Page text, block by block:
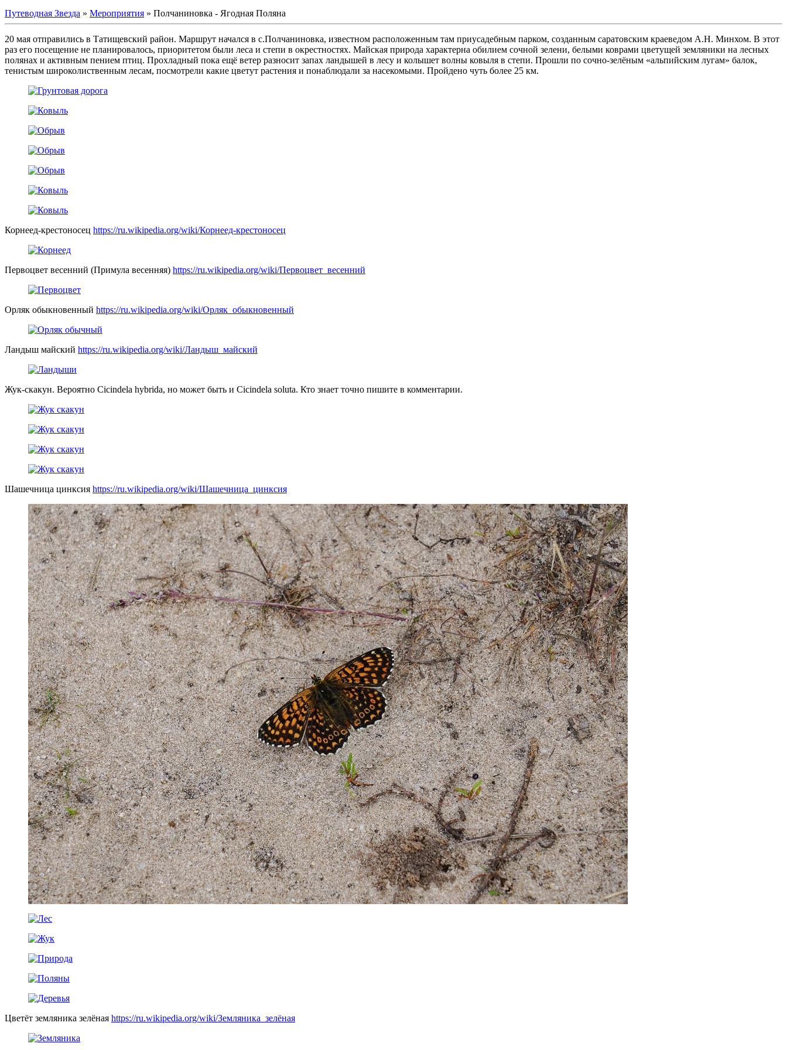
Путеводная Звезда » Мероприятия » Полчаниновка - Ягодная Поляна
20 мая отправились в Татищевский район. Маршрут начался в с.Полчаниновка, известном расположенным там приусадебным парком, созданным саратовским краеведом А.Н. Минхом. В этот
раз его посещение не планировалось, приоритетом были леса и степи в окрестностях. Майская природа характерна обилием сочной зелени, белыми коврами цветущей земляники на лесных
полянах и активным пением птиц. Прохладный пока ещё ветер разносит запах ландышей в лесу и колышет волны ковыля в степи. Прошли по сочно-зелёным «альпийским лугам» балок,
тенистым широколиственным лесам, посмотрели какие цветут растения и понаблюдали за насекомыми. Пройдено чуть более 25 км.
Корнеед-крестоносец https://ru.wikipedia.org/wiki/Корнеед-крестоносец
Первоцвет весенний (Примула весенняя) https://ru.wikipedia.org/wiki/Первоцвет_весенний
Орляк обыкновенный https://ru.wikipedia.org/wiki/Орляк_обыкновенный
Ландыш майский https://ru.wikipedia.org/wiki/Ландыш_майский
Жук-скакун. Вероятно Cicindela hybrida, но может быть и Cicindela soluta. Кто знает точно пишите в комментарии.
Шашечница цинксия https://ru.wikipedia.org/wiki/Шашечница_цинксия
Цветёт земляника зелёная https://ru.wikipedia.org/wiki/Земляника_зелёная